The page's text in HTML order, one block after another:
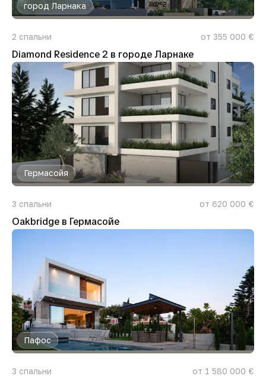
город Ларнака
2 спальни от 355 000 €
Diamond Residence 2 в городе Ларнаке
Гермасойя
3 спальни от 620 000 €
Oakbridge в Гермасойе
Пафос
3 спальни от 1 580 000 €